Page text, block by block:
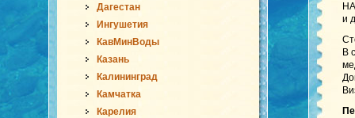
Дагестан
Ингушетия
КавМинВоды
Казань
Калининград
Камчатка
Карелия
и
В